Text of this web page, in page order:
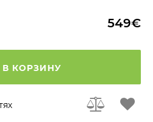
549€
В КОРЗИНУ